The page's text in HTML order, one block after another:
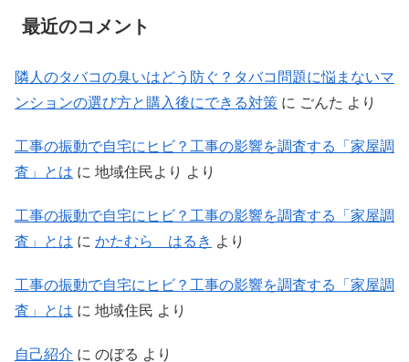
最近のコメント
隣人のタバコの臭いはどう防ぐ？タバコ問題に悩まないマ
ンションの選び方と購入後にできる対策 に ごんた より
工事の振動で自宅にヒビ？工事の影響を調査する「家屋調
査」とは に 地域住民より より
工事の振動で自宅にヒビ？工事の影響を調査する「家屋調
査」とは に かたむら はるき より
工事の振動で自宅にヒビ？工事の影響を調査する「家屋調
査」とは に 地域住民 より
自己紹介 に のぼる より